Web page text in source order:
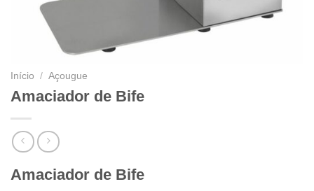
Início / Açougue
Amaciador de Bife
Amaciador de Bife